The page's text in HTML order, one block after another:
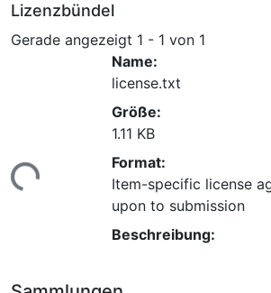
Lizenzbündel
Gerade angezeigt 1 - 1 von 1
Lade...
Name:
license.txt
Größe:
1.11 KB
Format:
Item-specific license
upon to submission
Beschreibung: